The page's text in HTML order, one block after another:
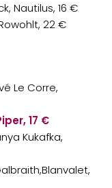
Nautilus, 16 €
22 €
Le Corre,
17 €
Kukafka,